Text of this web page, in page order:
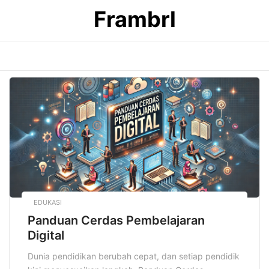
Frambrl
EDUKASI
Panduan Cerdas Pembelajaran
Digital
Dunia pendidikan berubah cepat, dan setiap pendidik